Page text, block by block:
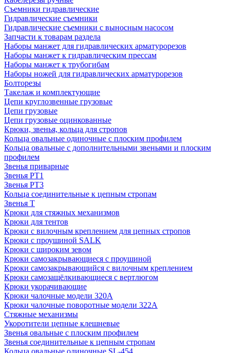
Съемники гидравлические
Гидравлические съемники
Гидравлические cъемники с выносным насосом
Запчасти к товарам раздела
Наборы манжет для гидравлических арматурорезов
Наборы манжет к гидравлическим прессам
Наборы манжет к трубогибам
Наборы ножей для гидравлических арматурорезов
Болторезы
Такелаж и комплектующие
Цепи круглозвенные грузовые
Цепи грузовые
Цепи грузовые оцинкованные
Крюки, звенья, кольца для стропов
Кольца овальные одиночные c плоским профилем
Кольца овальные с дополнительными звеньями и плоским
профилем
Звенья приварные
Звенья РТ1
Звенья РТ3
Кольца соединительные к цепным стропам
Звенья Т
Крюки для стяжных механизмов
Крюки для тентов
Крюки с вилочным креплением для цепных стропов
Крюки с проушиной SALK
Крюки с широким зевом
Крюки самозакрывающиеся с проушиной
Крюки самозакрывающийся с вилочным креплением
Крюки самозащёлкивающиеся с вертлюгом
Крюки укорачивающие
Крюки чалочные модели 320А
Крюки чалочные поворотные модели 322А
Стяжные механизмы
Укоротители цепные клешневые
Звенья овальные с плоским профилем
Звенья соединительные к цепным стропам
Кольца овальные одиночные SL-454